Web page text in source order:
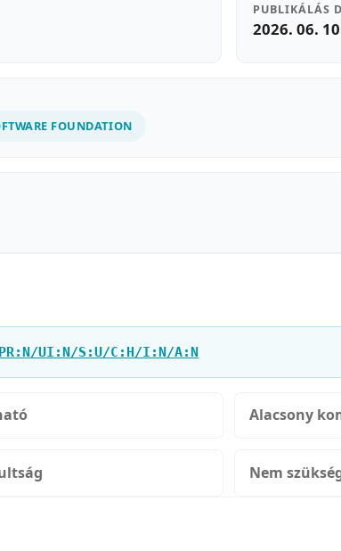
PUBLIKÁLÁS
2026. 06.
FOUNDATION
UI:N/S:U/C:H/I:N/A:N
Alacsony
Nem